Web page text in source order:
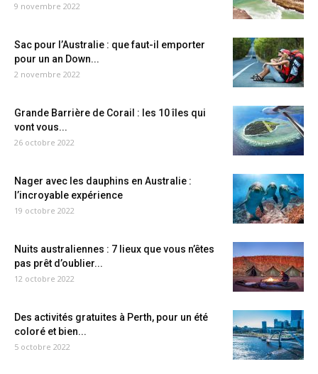
9 novembre 2022
Sac pour l’Australie : que faut-il emporter
pour un an Down...
2 novembre 2022
Grande Barrière de Corail : les 10 îles qui
vont vous...
26 octobre 2022
Nager avec les dauphins en Australie :
l’incroyable expérience
19 octobre 2022
Nuits australiennes : 7 lieux que vous n’êtes
pas prêt d’oublier...
12 octobre 2022
Des activités gratuites à Perth, pour un été
coloré et bien...
5 octobre 2022